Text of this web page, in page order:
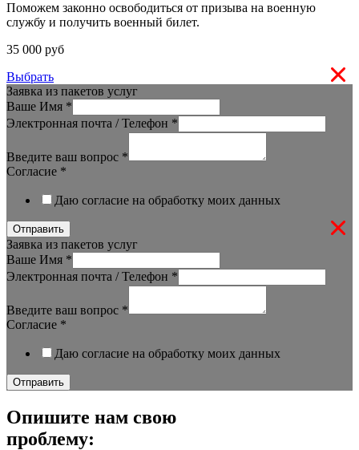
Поможем законно освободиться от призыва на военную
службу и получить военный билет.
35 000 руб
Выбрать
Заявка из пакетов услуг
Ваше Имя *
Электронная почта / Телефон *
Введите ваш вопрос *
Согласие *
Даю согласие на обработку моих данных
Отправить
Заявка из пакетов услуг
Ваше Имя *
Электронная почта / Телефон *
Введите ваш вопрос *
Согласие *
Даю согласие на обработку моих данных
Отправить
Опишите нам свою
проблему: